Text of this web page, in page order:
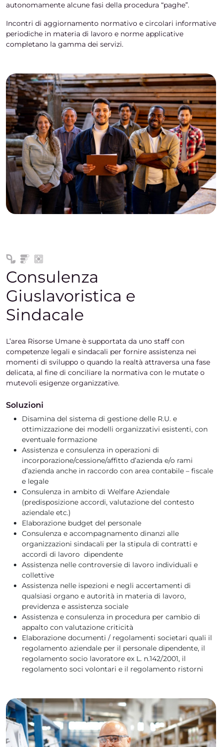
autonomamente alcune fasi della procedura “paghe”.
Incontri di aggiornamento normativo e circolari informative
periodiche in materia di lavoro e norme applicative
completano la gamma dei servizi.
Consulenza
Giuslavoristica e
Sindacale
L’area Risorse Umane è supportata da uno staff con
competenze legali e sindacali per fornire assistenza nei
momenti di sviluppo o quando la realtà attraversa una fase
delicata, al fine di conciliare la normativa con le mutate o
mutevoli esigenze organizzative.
Soluzioni
Disamina del sistema di gestione delle R.U. e
ottimizzazione dei modelli organizzativi esistenti, con
eventuale formazione
Assistenza e consulenza in operazioni di
incorporazione/cessione/affitto d’azienda e/o rami
d’azienda anche in raccordo con area contabile – fiscale
e legale
Consulenza in ambito di Welfare Aziendale
(predisposizione accordi, valutazione del contesto
aziendale etc.)
Elaborazione budget del personale
Consulenza e accompagnamento dinanzi alle
organizzazioni sindacali per la stipula di contratti e
accordi di lavoro dipendente
Assistenza nelle controversie di lavoro individuali e
collettive
Assistenza nelle ispezioni e negli accertamenti di
qualsiasi organo e autorità in materia di lavoro,
previdenza e assistenza sociale
Assistenza e consulenza in procedura per cambio di
appalto con valutazione criticità
Elaborazione documenti / regolamenti societari quali il
regolamento aziendale per il personale dipendente, il
regolamento socio lavoratore ex L. n.142/2001, il
regolamento soci volontari e il regolamento ristorni